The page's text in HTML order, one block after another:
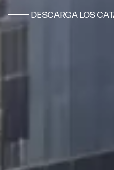
DESCARGA LOS